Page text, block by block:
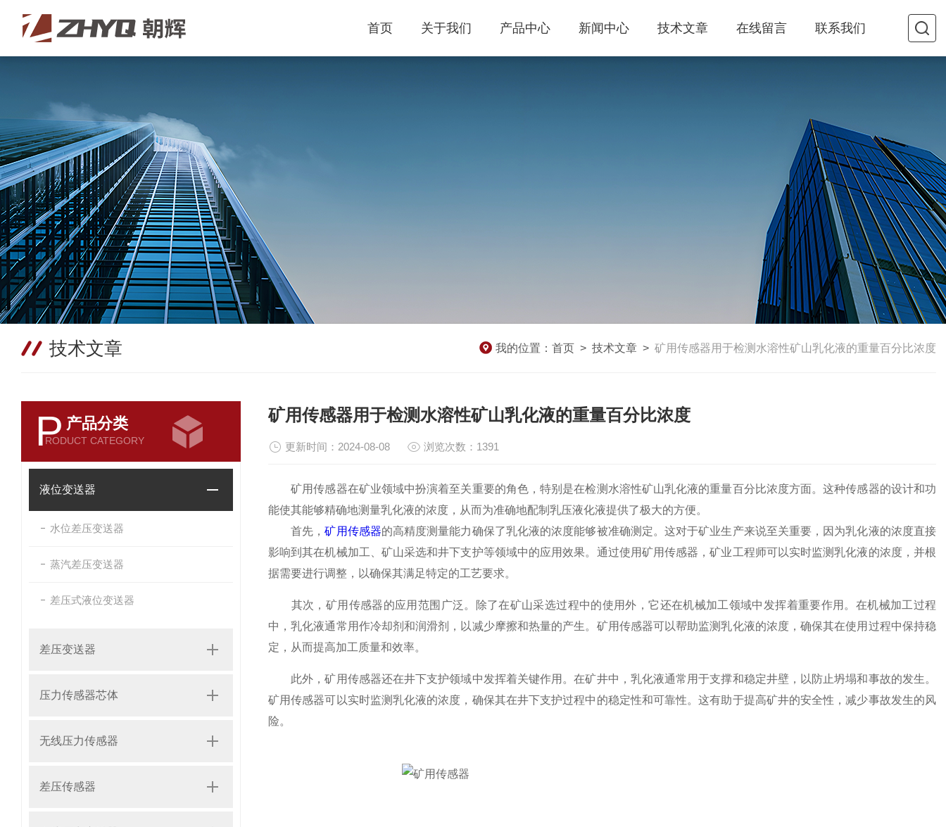
首页 关于我们 产品中心 新闻中心 技术文章 在线留言 联系我们
技术文章 我的位置： 首页 > 技术文章 > 矿用传感器用于检测水溶性矿山乳化液的重量百分比浓度
P 产品分类
RODUCT CATEGORY
液位变送器
水位差压变送器
蒸汽差压变送器
差压式液位变送器
差压变送器
压力传感器芯体
无线压力传感器
差压传感器
矿用传感器用于检测水溶性矿山乳化液的重量百分比浓度
更新时间：2024-08-08 浏览次数：1391
矿用传感器在矿业领域中扮演着至关重要的角色，特别是在检测水溶性矿山乳化液的重量百分比浓度方面。这种传感器的设计和功
能使其能够精确地测量乳化液的浓度，从而为准确地配制乳压液化液提供了极大的方便。
首先，矿用传感器的高精度测量能力确保了乳化液的浓度能够被准确测定。这对于矿业生产来说至关重要，因为乳化液的浓度直接
影响到其在机械加工、矿山采选和井下支护等领域中的应用效果。通过使用矿用传感器，矿业工程师可以实时监测乳化液的浓度，并根
据需要进行调整，以确保其满足特定的工艺要求。
其次，矿用传感器的应用范围广泛。除了在矿山采选过程中的使用外，它还在机械加工领域中发挥着重要作用。在机械加工过程
中，乳化液通常用作冷却剂和润滑剂，以减少摩擦和热量的产生。矿用传感器可以帮助监测乳化液的浓度，确保其在使用过程中保持稳
定，从而提高加工质量和效率。
此外，矿用传感器还在井下支护领域中发挥着关键作用。在矿井中，乳化液通常用于支撑和稳定井壁，以防止坍塌和事故的发生。
矿用传感器可以实时监测乳化液的浓度，确保其在井下支护过程中的稳定性和可靠性。这有助于提高矿井的安全性，减少事故发生的风
险。